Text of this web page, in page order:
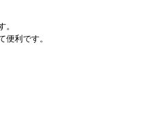
。
便利です。